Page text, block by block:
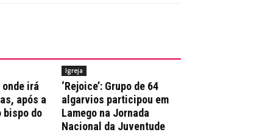
irá
após a
bispo do
Igreja
‘Rejoice’: Grupo de 64
algarvios participou em
Lamego na Jornada
Nacional da Juventude